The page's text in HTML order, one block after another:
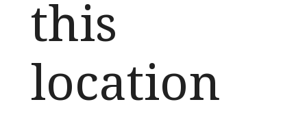
this
location